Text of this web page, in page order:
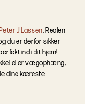
Peter J Lassen. Reolen
du er derfor sikker
ind i dit hjem!
eller vægophæng,
dine kæreste